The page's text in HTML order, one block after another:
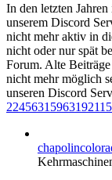
In den letzten
unserem Discord
nicht mehr aktiv in
nicht oder nur spät
Forum. Alte
nicht mehr möglich
unseren Discord